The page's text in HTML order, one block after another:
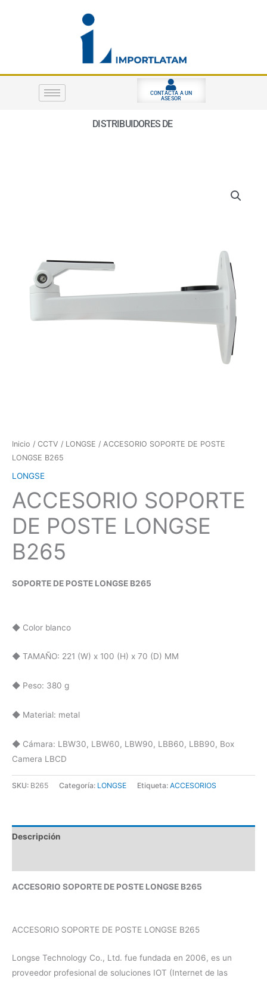
CONTACTA A UN
ASESOR
DISTRIBUIDORES DESE
Inicio / CCTV / LONGSE / ACCESORIO SOPORTE DE POSTE
LONGSE B265
LONGSE
ACCESORIO SOPORTE
DE POSTE LONGSE
B265
SOPORTE DE POSTE LONGSE B265
◆ Color blanco
◆ TAMAÑO: 221 (W) x 100 (H) x 70 (D) MM
◆ Peso: 380 g
◆ Material: metal
◆ Cámara: LBW30, LBW60, LBW90, LBB60, LBB90, Box
Camera LBCD
SKU: B265 Categoría: LONGSE Etiqueta: ACCESORIOS
Descripción
ACCESORIO SOPORTE DE POSTE LONGSE B265
ACCESORIO SOPORTE DE POSTE LONGSE B265
Longse Technology Co., Ltd. fue fundada en 2006, es un
proveedor profesional de soluciones IOT (Internet de las